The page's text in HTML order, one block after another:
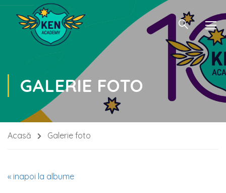
GALERIE FOTO
Acasă Galerie foto
« inapoi la albume